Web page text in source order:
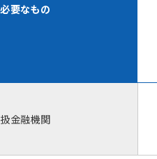
要なもの
金融機関